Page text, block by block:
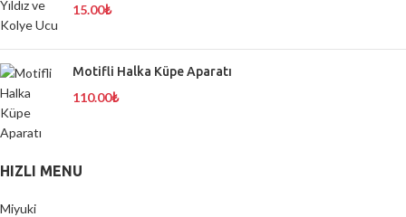
15.00₺
Motifli Halka Küpe Aparatı
110.00₺
HIZLI MENU
Miyuki